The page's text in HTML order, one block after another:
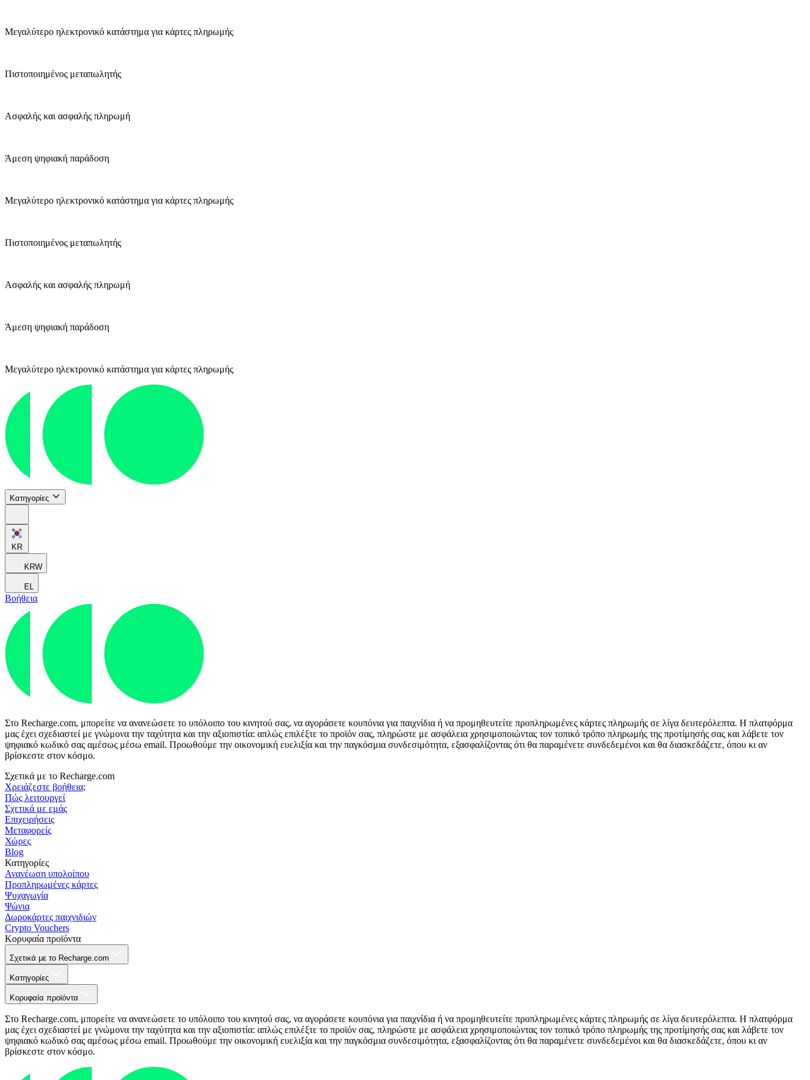
Μεγαλύτερο ηλεκτρονικό κατάστημα για κάρτες πληρωμής
Πιστοποιημένος μεταπωλητής
Ασφαλής και ασφαλής πληρωμή
Άμεση ψηφιακή παράδοση
Μεγαλύτερο ηλεκτρονικό κατάστημα για κάρτες πληρωμής
Πιστοποιημένος μεταπωλητής
Ασφαλής και ασφαλής πληρωμή
Άμεση ψηφιακή παράδοση
Μεγαλύτερο ηλεκτρονικό κατάστημα για κάρτες πληρωμής
Κατηγορίες
KR
KRW
EL
Βοήθεια
Στο Recharge.com, μπορείτε να ανανεώσετε το υπόλοιπο του κινητού σας, να αγοράσετε κουπόνια για παιχνίδια ή να προμηθευτείτε προπληρωμένες κάρτες πληρωμής σε λίγα δευτερόλεπτα. Η πλατφόρμα
μας έχει σχεδιαστεί με γνώμονα την ταχύτητα και την αξιοπιστία: απλώς επιλέξτε το προϊόν σας, πληρώστε με ασφάλεια χρησιμοποιώντας τον τοπικό τρόπο πληρωμής της προτίμησής σας και λάβετε τον
ψηφιακό κωδικό σας αμέσως μέσω email. Προωθούμε την οικονομική ευελιξία και την παγκόσμια συνδεσιμότητα, εξασφαλίζοντας ότι θα παραμένετε συνδεδεμένοι και θα διασκεδάζετε, όπου κι αν
βρίσκεστε στον κόσμο.
Σχετικά με το Recharge.com
Χρειάζεστε βοήθεια;
Πώς λειτουργεί
Σχετικά με εμάς
Επιχειρήσεις
Μεταφορείς
Χώρες
Blog
Κατηγορίες
Ανανέωση υπολοίπου
Προπληρωμένες κάρτες
Ψυχαγωγία
Ψώνια
Δωροκάρτες παιχνιδιών
Crypto Vouchers
Κορυφαία προϊόντα
Σχετικά με το Recharge.com
Κατηγορίες
Κορυφαία προϊόντα
Στο Recharge.com, μπορείτε να ανανεώσετε το υπόλοιπο του κινητού σας, να αγοράσετε κουπόνια για παιχνίδια ή να προμηθευτείτε προπληρωμένες κάρτες πληρωμής σε λίγα δευτερόλεπτα. Η πλατφόρμα
μας έχει σχεδιαστεί με γνώμονα την ταχύτητα και την αξιοπιστία: απλώς επιλέξτε το προϊόν σας, πληρώστε με ασφάλεια χρησιμοποιώντας τον τοπικό τρόπο πληρωμής της προτίμησής σας και λάβετε τον
ψηφιακό κωδικό σας αμέσως μέσω email. Προωθούμε την οικονομική ευελιξία και την παγκόσμια συνδεσιμότητα, εξασφαλίζοντας ότι θα παραμένετε συνδεδεμένοι και θα διασκεδάζετε, όπου κι αν
βρίσκεστε στον κόσμο.